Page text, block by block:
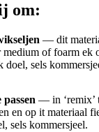
om:
— dit
medium of foarm ek
doel, sels
passen — in ‘remix’
en op it materiaal
sels kommersjeel.